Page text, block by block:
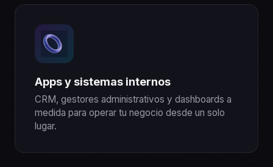
Apps y sistemas internos
CRM, gestores administrativos y dashboards a
medida para operar tu negocio desde un solo
lugar.